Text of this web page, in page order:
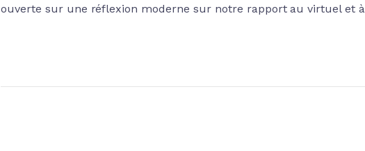
ouverte sur une réflexion moderne sur notre rapport au virtuel et